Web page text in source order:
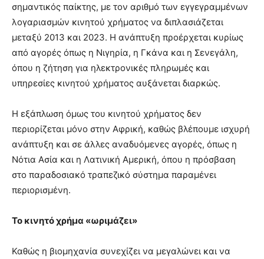
σημαντικός παίκτης, με τον αριθμό των εγγεγραμμένων
λογαριασμών κινητού χρήματος να διπλασιάζεται
μεταξύ 2013 και 2023. Η ανάπτυξη προέρχεται κυρίως
από αγορές όπως η Νιγηρία, η Γκάνα και η Σενεγάλη,
όπου η ζήτηση για ηλεκτρονικές πληρωμές και
υπηρεσίες κινητού χρήματος αυξάνεται διαρκώς.
Η εξάπλωση όμως του κινητού χρήματος δεν
περιορίζεται μόνο στην Αφρική, καθώς βλέπουμε ισχυρή
ανάπτυξη και σε άλλες αναδυόμενες αγορές, όπως η
Νότια Ασία και η Λατινική Αμερική, όπου η πρόσβαση
στο παραδοσιακό τραπεζικό σύστημα παραμένει
περιορισμένη.
Το κινητό χρήμα «ωριμάζει»
Καθώς η βιομηχανία συνεχίζει να μεγαλώνει και να